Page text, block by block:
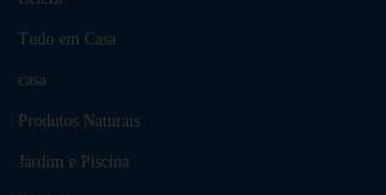
Tudo em Casa
casa
Produtos Naturais
Jardim e Piscina